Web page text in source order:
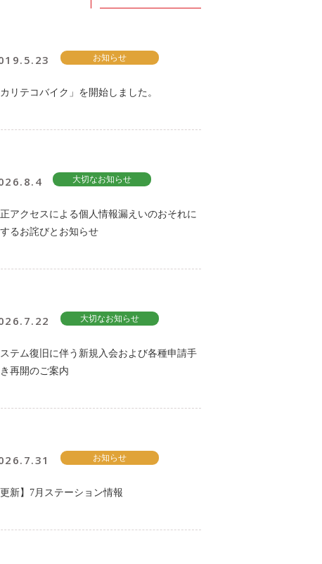
お知らせ
カリテコバイク」を開始しました。
大切なお知らせ
アクセスによる個人情報漏えいのおそれに
るお詫びとお知らせ
大切なお知らせ
テム復旧に伴う新規入会および各種申請手
再開のご案内
お知らせ
更新】7月ステーション情報